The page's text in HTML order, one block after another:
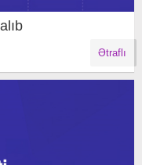
Ətraflı